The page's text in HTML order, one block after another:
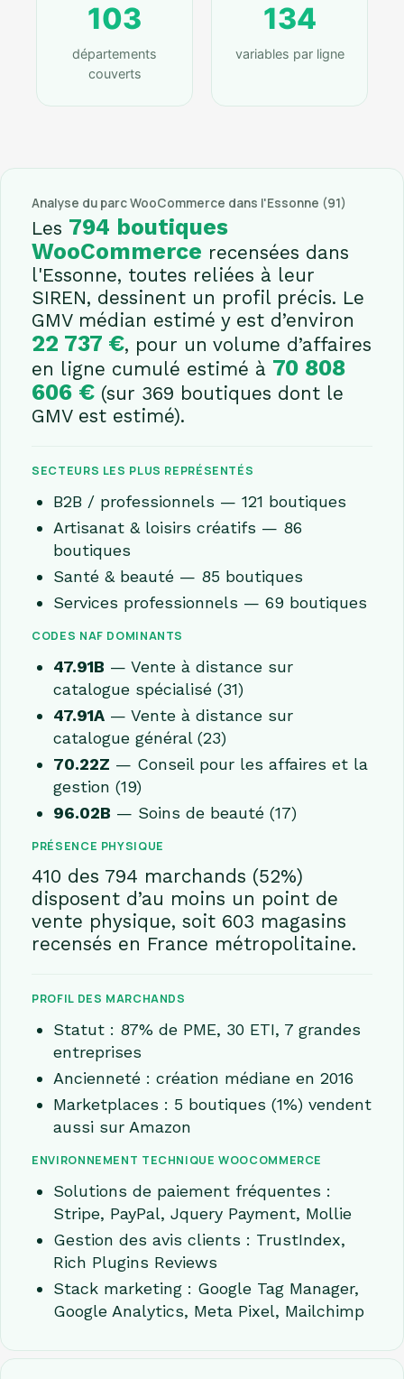
103
départements
couverts
134
variables par ligne
Analyse du parc WooCommerce dans l'Essonne (91)
Les 794 boutiques
WooCommerce recensées dans
l'Essonne, toutes reliées à leur
SIREN, dessinent un profil précis. Le
GMV médian estimé y est d’environ
22 737 €, pour un volume d’affaires
en ligne cumulé estimé à 70 808
606 € (sur 369 boutiques dont le
GMV est estimé).
SECTEURS LES PLUS REPRÉSENTÉS
B2B / professionnels — 121 boutiques
Artisanat & loisirs créatifs — 86
boutiques
Santé & beauté — 85 boutiques
Services professionnels — 69 boutiques
CODES NAF DOMINANTS
47.91B — Vente à distance sur
catalogue spécialisé (31)
47.91A — Vente à distance sur
catalogue général (23)
70.22Z — Conseil pour les affaires et la
gestion (19)
96.02B — Soins de beauté (17)
PRÉSENCE PHYSIQUE
410 des 794 marchands (52%)
disposent d’au moins un point de
vente physique, soit 603 magasins
recensés en France métropolitaine.
PROFIL DES MARCHANDS
Statut : 87% de PME, 30 ETI, 7 grandes
entreprises
Ancienneté : création médiane en 2016
Marketplaces : 5 boutiques (1%) vendent
aussi sur Amazon
ENVIRONNEMENT TECHNIQUE WOOCOMMERCE
Solutions de paiement fréquentes :
Stripe, PayPal, Jquery Payment, Mollie
Gestion des avis clients : TrustIndex,
Rich Plugins Reviews
Stack marketing : Google Tag Manager,
Google Analytics, Meta Pixel, Mailchimp